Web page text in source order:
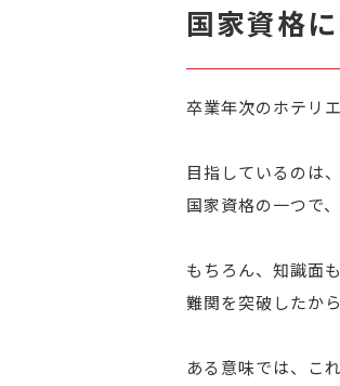
国家資格
卒業年次のホテリ
目指しているのは
国家資格の一つで
もちろん、知識面
難関を突破したか
ある意味では、こ